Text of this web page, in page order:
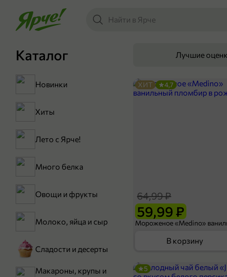
Каталог
Новинки
Хиты
Лето с Ярче!
Много белка
Овощи и фрукты
Молоко, яйца и сыр
Сладости и десерты
Макароны, крупы и
Лучшие
59,99 ₽
64,99 ₽
ХИТ 4,7
В корзину
5